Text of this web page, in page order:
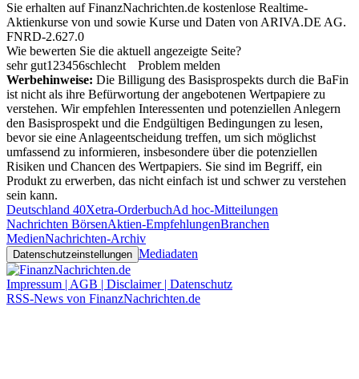
Sie erhalten auf FinanzNachrichten.de kostenlose Realtime-
Aktienkurse von und sowie Kurse und Daten von ARIVA.DE AG.
FNRD-2.627.0
Wie bewerten Sie die aktuell angezeigte Seite?
sehr gut1 23456schlecht
Problem melden
Werbehinweise: Die Billigung des Basisprospekts durch die BaFin
ist nicht als ihre Befürwortung der angebotenen Wertpapiere zu
verstehen. Wir empfehlen Interessenten und potenziellen Anlegern
den Basisprospekt und die Endgültigen Bedingungen zu lesen,
bevor sie eine Anlageentscheidung treffen, um sich möglichst
umfassend zu informieren, insbesondere über die potenziellen
Risiken und Chancen des Wertpapiers. Sie sind im Begriff, ein
Produkt zu erwerben, das nicht einfach ist und schwer zu verstehen
sein kann.
Deutschland 40Xetra-OrderbuchAd hoc-Mitteilungen
Nachrichten BörsenAktien-EmpfehlungenBranchen
MedienNachrichten-Archiv
Datenschutzeinstellungen Mediadaten
Impressum | AGB | Disclaimer | Datenschutz
RSS-News von FinanzNachrichten.de